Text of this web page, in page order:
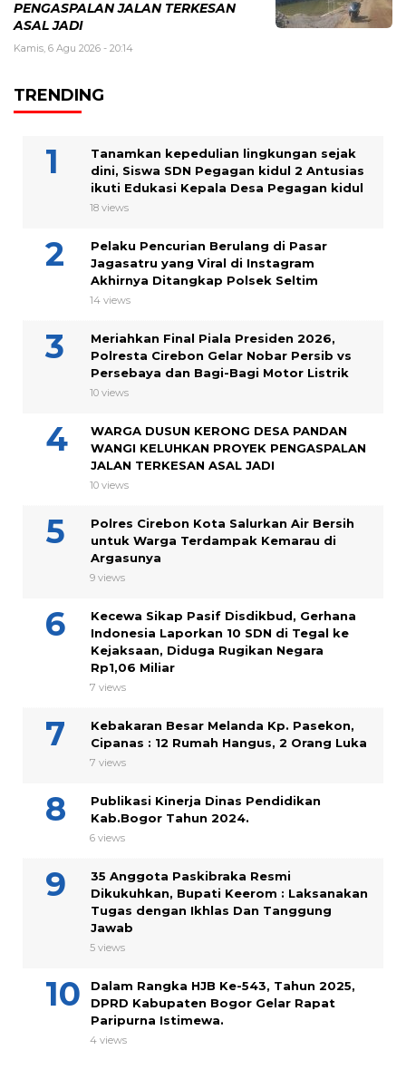
PENGASPALAN JALAN TERKESAN
ASAL JADI
Kamis, 6 Agu 2026 - 20:14
TRENDING
Tanamkan kepedulian lingkungan sejak
dini, Siswa SDN Pegagan kidul 2 Antusias
ikuti Edukasi Kepala Desa Pegagan kidul
18 views
Pelaku Pencurian Berulang di Pasar
Jagasatru yang Viral di Instagram
Akhirnya Ditangkap Polsek Seltim
14 views
Meriahkan Final Piala Presiden 2026,
Polresta Cirebon Gelar Nobar Persib vs
Persebaya dan Bagi-Bagi Motor Listrik
10 views
WARGA DUSUN KERONG DESA PANDAN
WANGI KELUHKAN PROYEK PENGASPALAN
JALAN TERKESAN ASAL JADI
10 views
Polres Cirebon Kota Salurkan Air Bersih
untuk Warga Terdampak Kemarau di
Argasunya
9 views
Kecewa Sikap Pasif Disdikbud, Gerhana
Indonesia Laporkan 10 SDN di Tegal ke
Kejaksaan, Diduga Rugikan Negara
Rp1,06 Miliar
7 views
Kebakaran Besar Melanda Kp. Pasekon,
Cipanas : 12 Rumah Hangus, 2 Orang Luka
7 views
Publikasi Kinerja Dinas Pendidikan
Kab.Bogor Tahun 2024.
6 views
35 Anggota Paskibraka Resmi
Dikukuhkan, Bupati Keerom : Laksanakan
Tugas dengan Ikhlas Dan Tanggung
Jawab
5 views
Dalam Rangka HJB Ke-543, Tahun 2025,
DPRD Kabupaten Bogor Gelar Rapat
Paripurna Istimewa.
4 views